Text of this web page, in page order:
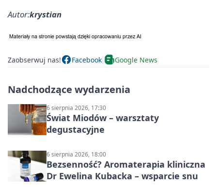
Autor:krystian
Zaobserwuj nas! Facebook Google News
Nadchodzące wydarzenia
6 sierpnia 2026, 17:30
Świat Miodów – warsztaty
degustacyjne
6 sierpnia 2026, 18:00
Bezsenność? Aromaterapia kliniczna
Dr Ewelina Kubacka – wsparcie snu